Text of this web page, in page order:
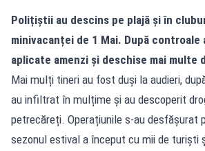
Polițiștii au descins pe plajă și în
minivacanței de 1 Mai. După controale
aplicate amenzi și deschise mai multe
Mai mulți tineri au fost duși la audieri,
au infiltrat în mulțime și au descoperit
petrecăreți. Operațiunile s-au desfășurat
sezonul estival a început cu mii de turiști